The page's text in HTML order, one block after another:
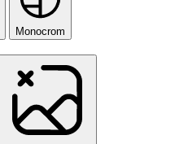
Monocrom